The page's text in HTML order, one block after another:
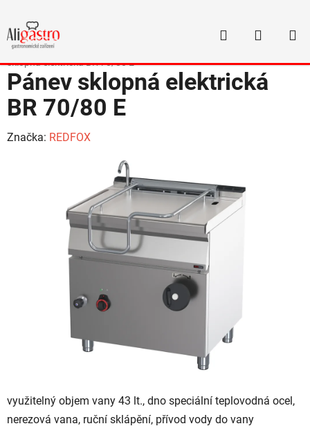
obsah
Hledat
Domů
/Varná technologie
sklopná elektrická BR 70/80 E
využitelný objem vany 43 lt., dno speciální teplovodná ocel,
nerezová vana, ruční sklápění, přívod vody do vany
Pánev sklopná elektrická
BR 70/80 E
Značka: REDFOX